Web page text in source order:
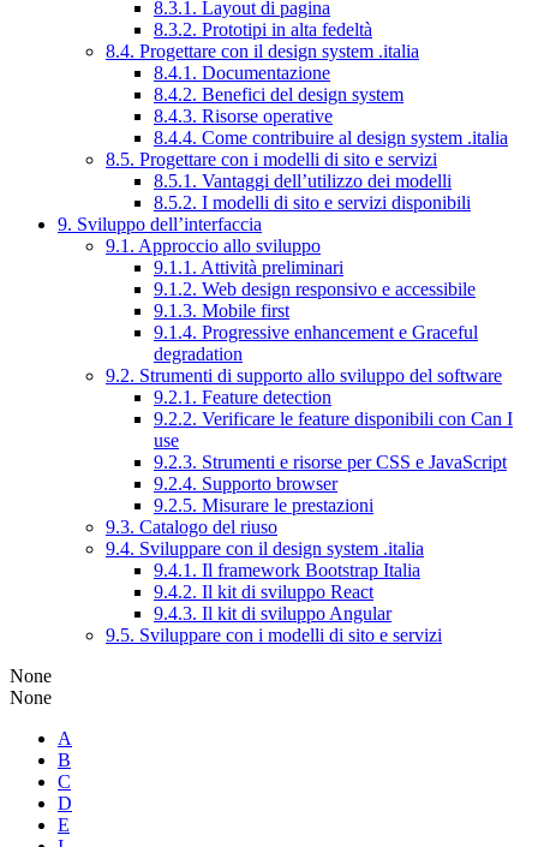
8.3.1. Layout di pagina
8.3.2. Prototipi in alta fedeltà
8.4. Progettare con il design system .italia
8.4.1. Documentazione
8.4.2. Benefici del design system
8.4.3. Risorse operative
8.4.4. Come contribuire al design system .italia
8.5. Progettare con i modelli di sito e servizi
8.5.1. Vantaggi dell’utilizzo dei modelli
8.5.2. I modelli di sito e servizi disponibili
9. Sviluppo dell’interfaccia
9.1. Approccio allo sviluppo
9.1.1. Attività preliminari
9.1.2. Web design responsivo e accessibile
9.1.3. Mobile first
9.1.4. Progressive enhancement e Graceful
degradation
9.2. Strumenti di supporto allo sviluppo del software
9.2.1. Feature detection
9.2.2. Verificare le feature disponibili con Can I
use
9.2.3. Strumenti e risorse per CSS e JavaScript
9.2.4. Supporto browser
9.2.5. Misurare le prestazioni
9.3. Catalogo del riuso
9.4. Sviluppare con il design system .italia
9.4.1. Il framework Bootstrap Italia
9.4.2. Il kit di sviluppo React
9.4.3. Il kit di sviluppo Angular
9.5. Sviluppare con i modelli di sito e servizi
None
None
A
B
C
D
E